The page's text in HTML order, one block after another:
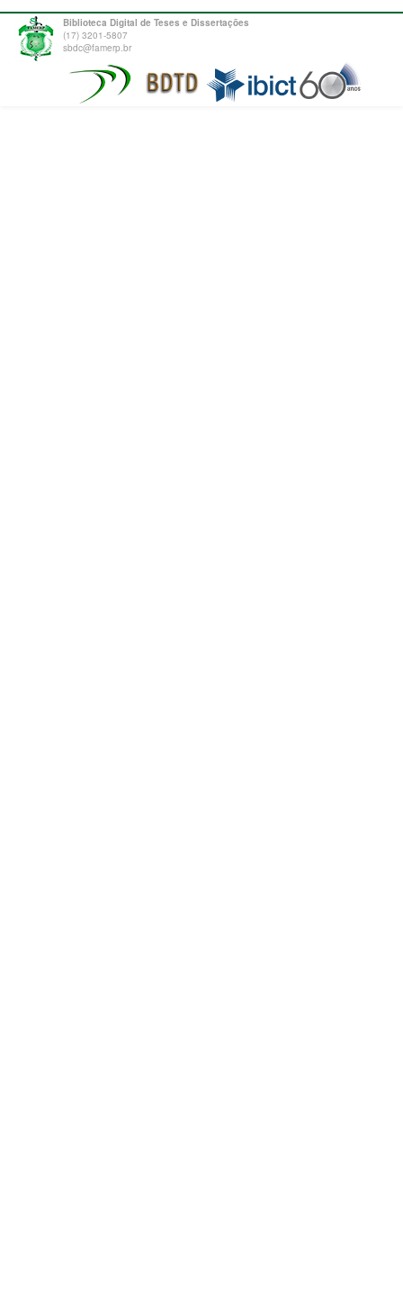
Biblioteca Digital de Teses e Dissertações
(17) 3201-5807
sbdc@famerp.br